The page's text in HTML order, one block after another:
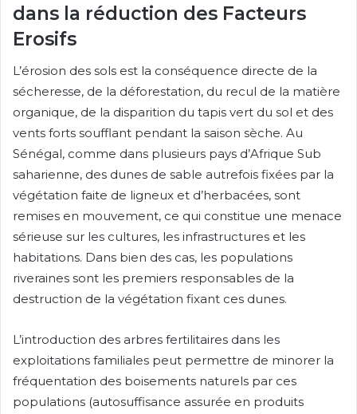
dans la réduction des Facteurs
Erosifs
L’érosion des sols est la conséquence directe de la
sécheresse, de la déforestation, du recul de la matière
organique, de la disparition du tapis vert du sol et des
vents forts soufflant pendant la saison sèche. Au
Sénégal, comme dans plusieurs pays d’Afrique Sub
saharienne, des dunes de sable autrefois fixées par la
végétation faite de ligneux et d’herbacées, sont
remises en mouvement, ce qui constitue une menace
sérieuse sur les cultures, les infrastructures et les
habitations. Dans bien des cas, les populations
riveraines sont les premiers responsables de la
destruction de la végétation fixant ces dunes.
L’introduction des arbres fertilitaires dans les
exploitations familiales peut permettre de minorer la
fréquentation des boisements naturels par ces
populations (autosuffisance assurée en produits